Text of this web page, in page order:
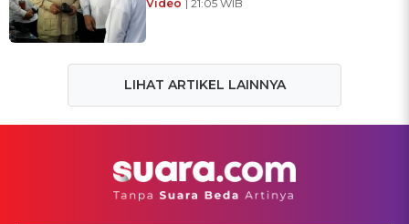
Video | 21:05 WIB
LIHAT ARTIKEL LAINNYA